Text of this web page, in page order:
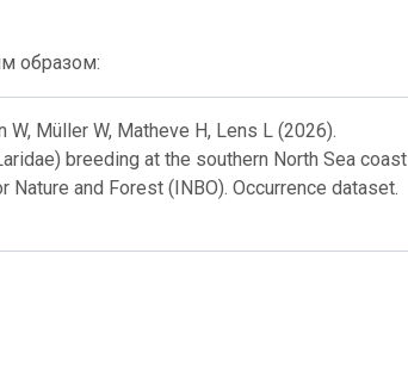
образом:
W, Müller W, Matheve H, Lens L (2026).
breeding at the southern North Sea coast
and Forest (INBO). Occurrence dataset.